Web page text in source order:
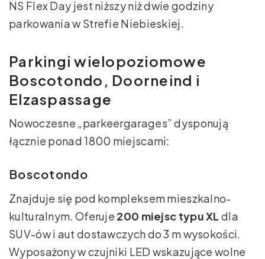
NS Flex Day jest niższy niż dwie godziny
parkowania w Strefie Niebieskiej.
Parkingi wielopoziomowe
Boscotondo, Doorneind i
Elzaspassage
Nowoczesne „parkeergarages” dysponują
łącznie ponad 1800 miejscami:
Boscotondo
Znajduje się pod kompleksem mieszkalno-
kulturalnym. Oferuje 200 miejsc typu XL dla
SUV-ów i aut dostawczych do 3 m wysokości.
Wyposażony w czujniki LED wskazujące wolne